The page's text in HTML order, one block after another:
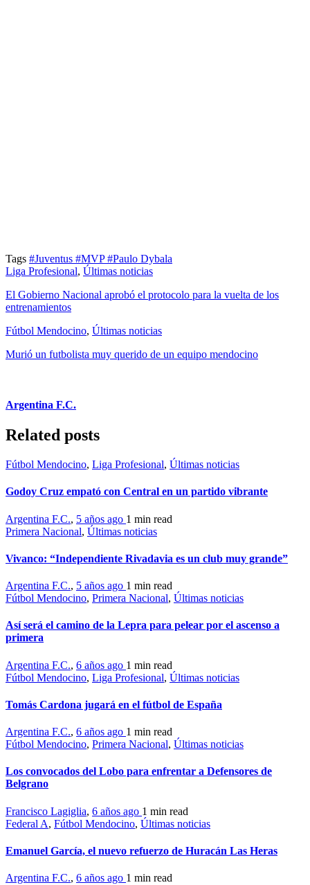
Tags #Juventus #MVP#Paulo Dybala
Liga Profesional, Últimas noticias
El Gobierno Nacional aprobó el protocolo para la vuelta de los
entrenamientos
Fútbol Mendocino, Últimas noticias
Murió un futbolista muy querido de un equipo mendocino
Argentina F.C.
Related posts
Fútbol Mendocino, Liga Profesional, Últimas noticias
Godoy Cruz empató con Central en un partido vibrante
Argentina F.C., 5 años ago 1 min read
Primera Nacional, Últimas noticias
Vivanco: “Independiente Rivadavia es un club muy grande”
Argentina F.C., 5 años ago 1 min read
Fútbol Mendocino, Primera Nacional, Últimas noticias
Así será el camino de la Lepra para pelear por el ascenso a
primera
Argentina F.C., 6 años ago 1 min read
Fútbol Mendocino, Liga Profesional, Últimas noticias
Tomás Cardona jugará en el fútbol de España
Argentina F.C., 6 años ago 1 min read
Fútbol Mendocino, Primera Nacional, Últimas noticias
Los convocados del Lobo para enfrentar a Defensores de
Belgrano
Francisco Lagiglia, 6 años ago 1 min read
Federal A, Fútbol Mendocino, Últimas noticias
Emanuel García, el nuevo refuerzo de Huracán Las Heras
Argentina F.C., 6 años ago 1 min read